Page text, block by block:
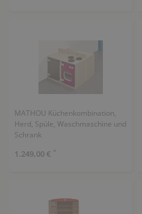
MATHOU Küchenkombination,
Herd, Spüle, Waschmaschine und
Schrank
1.249,00 € *